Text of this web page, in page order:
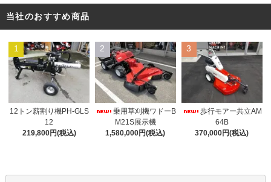
当社のおすすめ商品
1
12トン薪割り機PH-GLS
12
219,800円(税込)
2
乗用草刈機ワドーB
M21S展示機
1,580,000円(税込)
3
歩行モアー共立AM
64B
370,000円(税込)